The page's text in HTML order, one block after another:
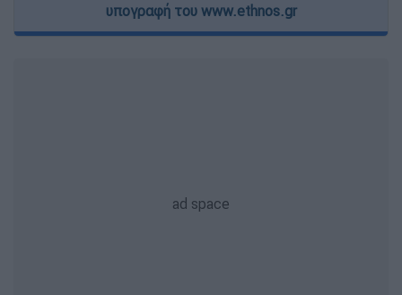
υπογραφή του www.ethnos.gr